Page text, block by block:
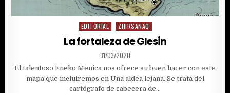
Posted
in
EDITORIAL ZHIRSANAQ
La fortaleza de Glesin
PUBLISHED
DATE:
31/03/2020
El talentoso Eneko Menica nos ofrece su buen hacer con este
mapa que incluiremos en Una aldea lejana. Se trata del
cartógrafo de cabecera de…